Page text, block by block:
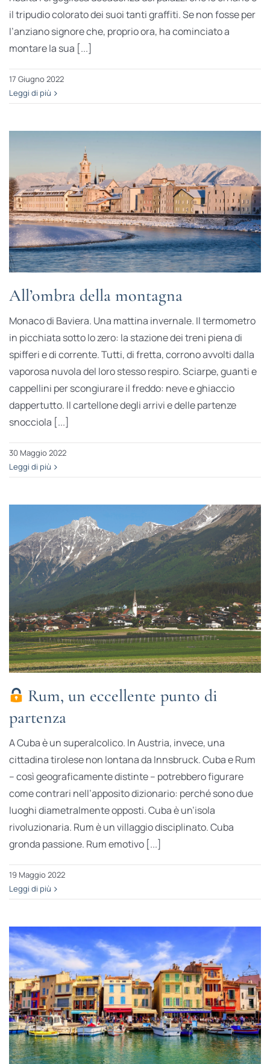
il tripudio colorato dei suoi tanti graffiti. Se non fosse per
l’anziano signore che, proprio ora, ha cominciato a
montare la sua [...]
17 Giugno 2022
Leggi di più
All’ombra della montagna
Monaco di Baviera. Una mattina invernale. Il termometro
in picchiata sotto lo zero: la stazione dei treni piena di
spifferi e di corrente. Tutti, di fretta, corrono avvolti dalla
vaporosa nuvola del loro stesso respiro. Sciarpe, guanti e
cappellini per scongiurare il freddo: neve e ghiaccio
dappertutto. Il cartellone degli arrivi e delle partenze
snocciola [...]
30 Maggio 2022
Leggi di più
Rum, un eccellente punto di
partenza
A Cuba è un superalcolico. In Austria, invece, una
cittadina tirolese non lontana da Innsbruck. Cuba e Rum
– così geograficamente distinte – potrebbero figurare
come contrari nell’apposito dizionario: perché sono due
luoghi diametralmente opposti. Cuba è un’isola
rivoluzionaria. Rum è un villaggio disciplinato. Cuba
gronda passione. Rum emotivo [...]
19 Maggio 2022
Leggi di più